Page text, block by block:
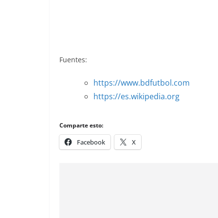
Fuentes:
https://www.bdfutbol.com
https://es.wikipedia.org
Comparte esto:
Facebook X